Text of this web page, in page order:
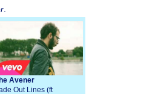
Avener
Out Lines (ft